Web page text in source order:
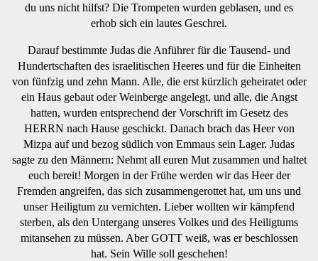
du uns nicht hilfst? Die Trompeten wurden geblasen, und es
erhob sich ein lautes Geschrei.
Darauf bestimmte Judas die Anführer für die Tausend- und
Hundertschaften des israelitischen Heeres und für die Einheiten
von fünfzig und zehn Mann. Alle, die erst kürzlich geheiratet oder
ein Haus gebaut oder Weinberge angelegt, und alle, die Angst
hatten, wurden entsprechend der Vorschrift im Gesetz des
HERRN nach Hause geschickt. Danach brach das Heer von
Mizpa auf und bezog südlich von Emmaus sein Lager. Judas
sagte zu den Männern: Nehmt all euren Mut zusammen und haltet
euch bereit! Morgen in der Frühe werden wir das Heer der
Fremden angreifen, das sich zusammengerottet hat, um uns und
unser Heiligtum zu vernichten. Lieber wollten wir kämpfend
sterben, als den Untergang unseres Volkes und des Heiligtums
mitansehen zu müssen. Aber GOTT weiß, was er beschlossen
hat. Sein Wille soll geschehen!